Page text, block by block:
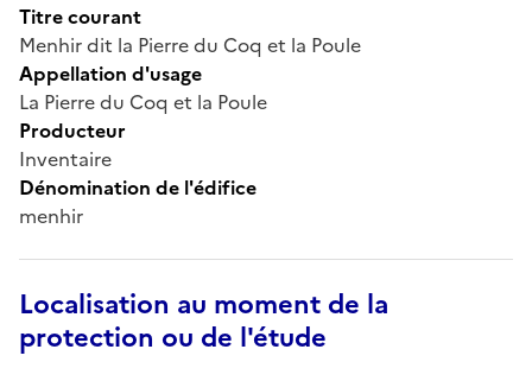
Titre courant
Menhir dit la Pierre du Coq et la Poule
Appellation d'usage
La Pierre du Coq et la Poule
Producteur
Inventaire
Dénomination de l'édifice
menhir
Localisation au moment de la
protection ou de l'étude